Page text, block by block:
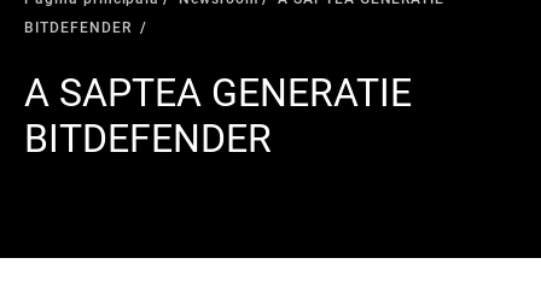
BITDEFENDER
A SAPTEA GENERATIE
BITDEFENDER